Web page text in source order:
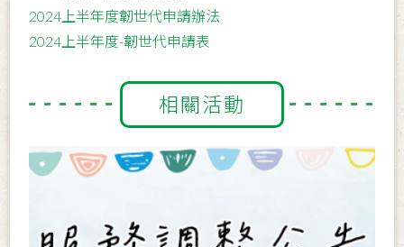
2024上半年度韌世代申請辦法
2024上半年度-韌世代申請表
相關活動